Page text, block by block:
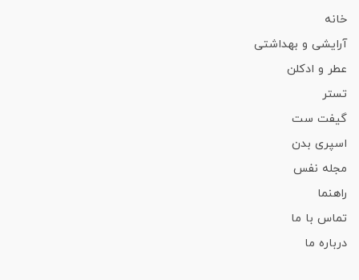
خانه
آرایشی و بهداشتی
عطر و ادکلن
تستر
گیفت ست
اسپری بدن
مجله نفس
راهنما
تماس با ما
درباره ما